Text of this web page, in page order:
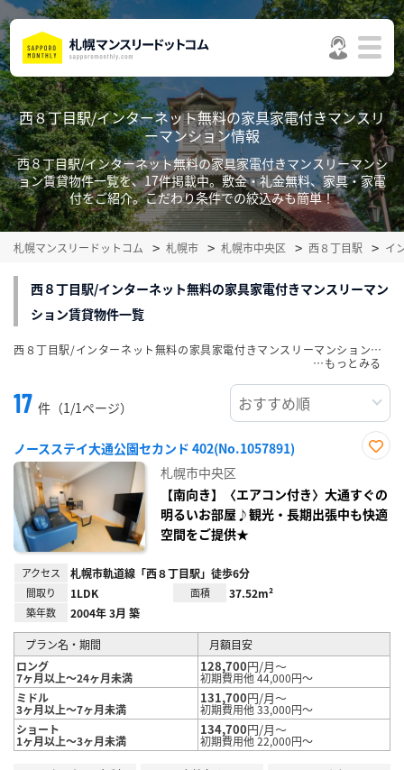
西８丁目駅/インターネット無料の家具家電付きマンスリ
ーマンション情報
西８丁目駅/インターネット無料の家具家電付きマンスリーマンシ
ョン賃貸物件一覧を、17件掲載中。敷金・礼金無料、家具・家電
付をご紹介。こだわり条件での絞込みも簡単！
札幌マンスリードットコム 札幌市 札幌市中央区 西８丁目駅 イ
西８丁目駅/インターネット無料の家具家電付きマンスリーマン
ション賃貸物件一覧
17 件（1/1ページ）
ノースステイ大通公園セカンド 402(No.1057891)
り登
録
札幌市中央区
【南向き】〈エアコン付き〉大通すぐの
明るいお部屋♪観光・長期出張中も快適
空間をご提供★
アクセス 札幌市軌道線「西８丁目駅」徒歩6分
間取り 1LDK 面積 37.52m²
築年数 2004年 3月 築
プラン名・期間
月額目安
ロング
7ヶ月以上～24ヶ月未満
128,700円/月～
初期費用他 44,000円～
ミドル
3ヶ月以上～7ヶ月未満
131,700円/月～
初期費用他 33,000円～
ショート
1ヶ月以上～3ヶ月未満
134,700円/月～
初期費用他 22,000円～
西８丁目駅/インターネット無料の家具家電付きマンスリーマンション賃貸物件一覧を、17件掲載中。敷金・礼金無料、家具・家電付をご紹介。こだわり条件での絞込みも簡単！
…